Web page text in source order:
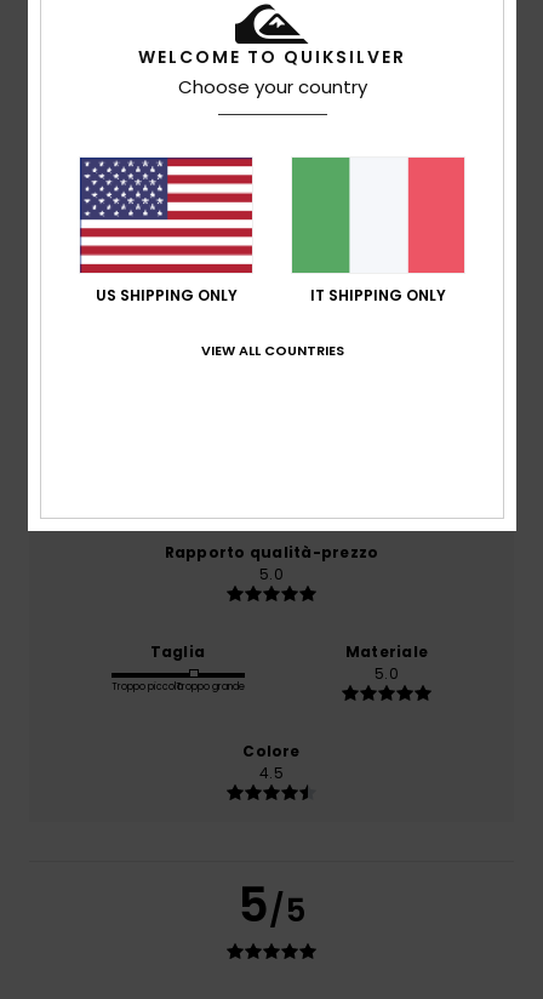
Punteggio medio
5.0/5
Rapporto qualità-prezzo
5.0
Taglia
Troppo piccoloTroppo grande
Materiale
5.0
Colore
4.5
5/5
WELCOME TO QUIKSILVER
Choose your country
US SHIPPING ONLY IT SHIPPING ONLY
VIEW ALL COUNTRIES